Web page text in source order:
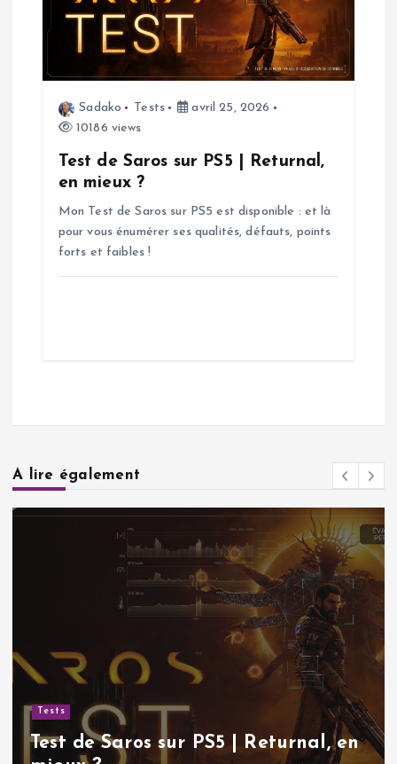
e
Sadako Tests
avril 25, 2026
10186 views
Test de Saros sur PS5 | Returnal,
en mieux ?
Mon Test de Saros sur PS5 est disponible : et là
pour vous énumérer ses qualités, défauts, points
forts et faibles !
A lire également
sur PS5 | Returnal, en
Actualités
Sudoku